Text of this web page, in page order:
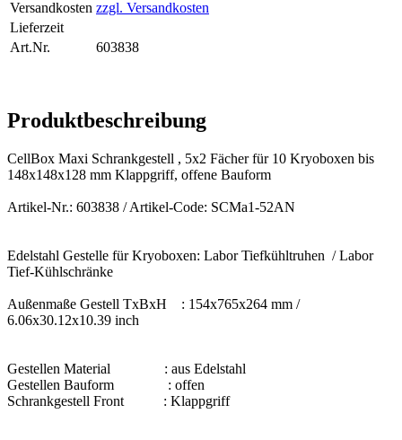
Versandkosten zzgl. Versandkosten
Lieferzeit
Art.Nr.
603838
Produktbeschreibung
CellBox Maxi Schrankgestell , 5x2 Fächer für 10 Kryoboxen bis
148x148x128 mm Klappgriff, offene Bauform
Artikel-Nr.: 603838 / Artikel-Code: SCMa1-52AN
Edelstahl Gestelle für Kryoboxen: Labor Tiefkühltruhen / Labor
Tief-Kühlschränke
Außenmaße Gestell TxBxH : 154x765x264 mm /
6.06x30.12x10.39 inch
Gestellen Material : aus Edelstahl
Gestellen Bauform : offen
Schrankgestell Front : Klappgriff